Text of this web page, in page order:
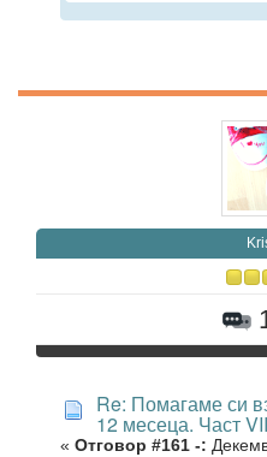
Re: Помагаме си
12 месеца. Част
« Отговор #161 -: